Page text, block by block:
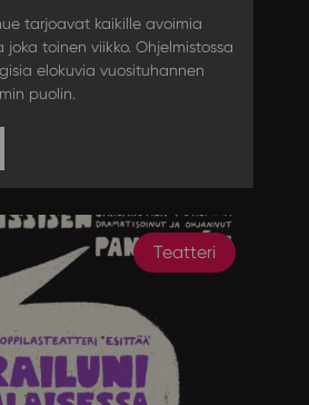
tarjoavat kaikille avoimia
joka toinen viikko. Ohjelmistossa
elokuvia vuosituhannen
puolin.
Teatteri